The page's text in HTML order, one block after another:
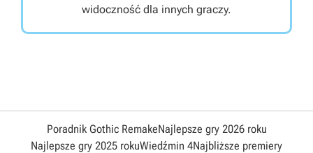
widoczność dla innych graczy.
Poradnik Gothic RemakeNajlepsze gry 2026 roku
Najlepsze gry 2025 rokuWiedźmin 4Najbliższe premiery